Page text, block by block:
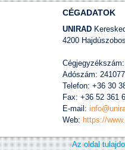
CÉGADATOK
UNIRAD
4200
Adószám:
Telefon: +36 30
Fax: +36 52 361
E-mail:
Web: https://
Az oldal